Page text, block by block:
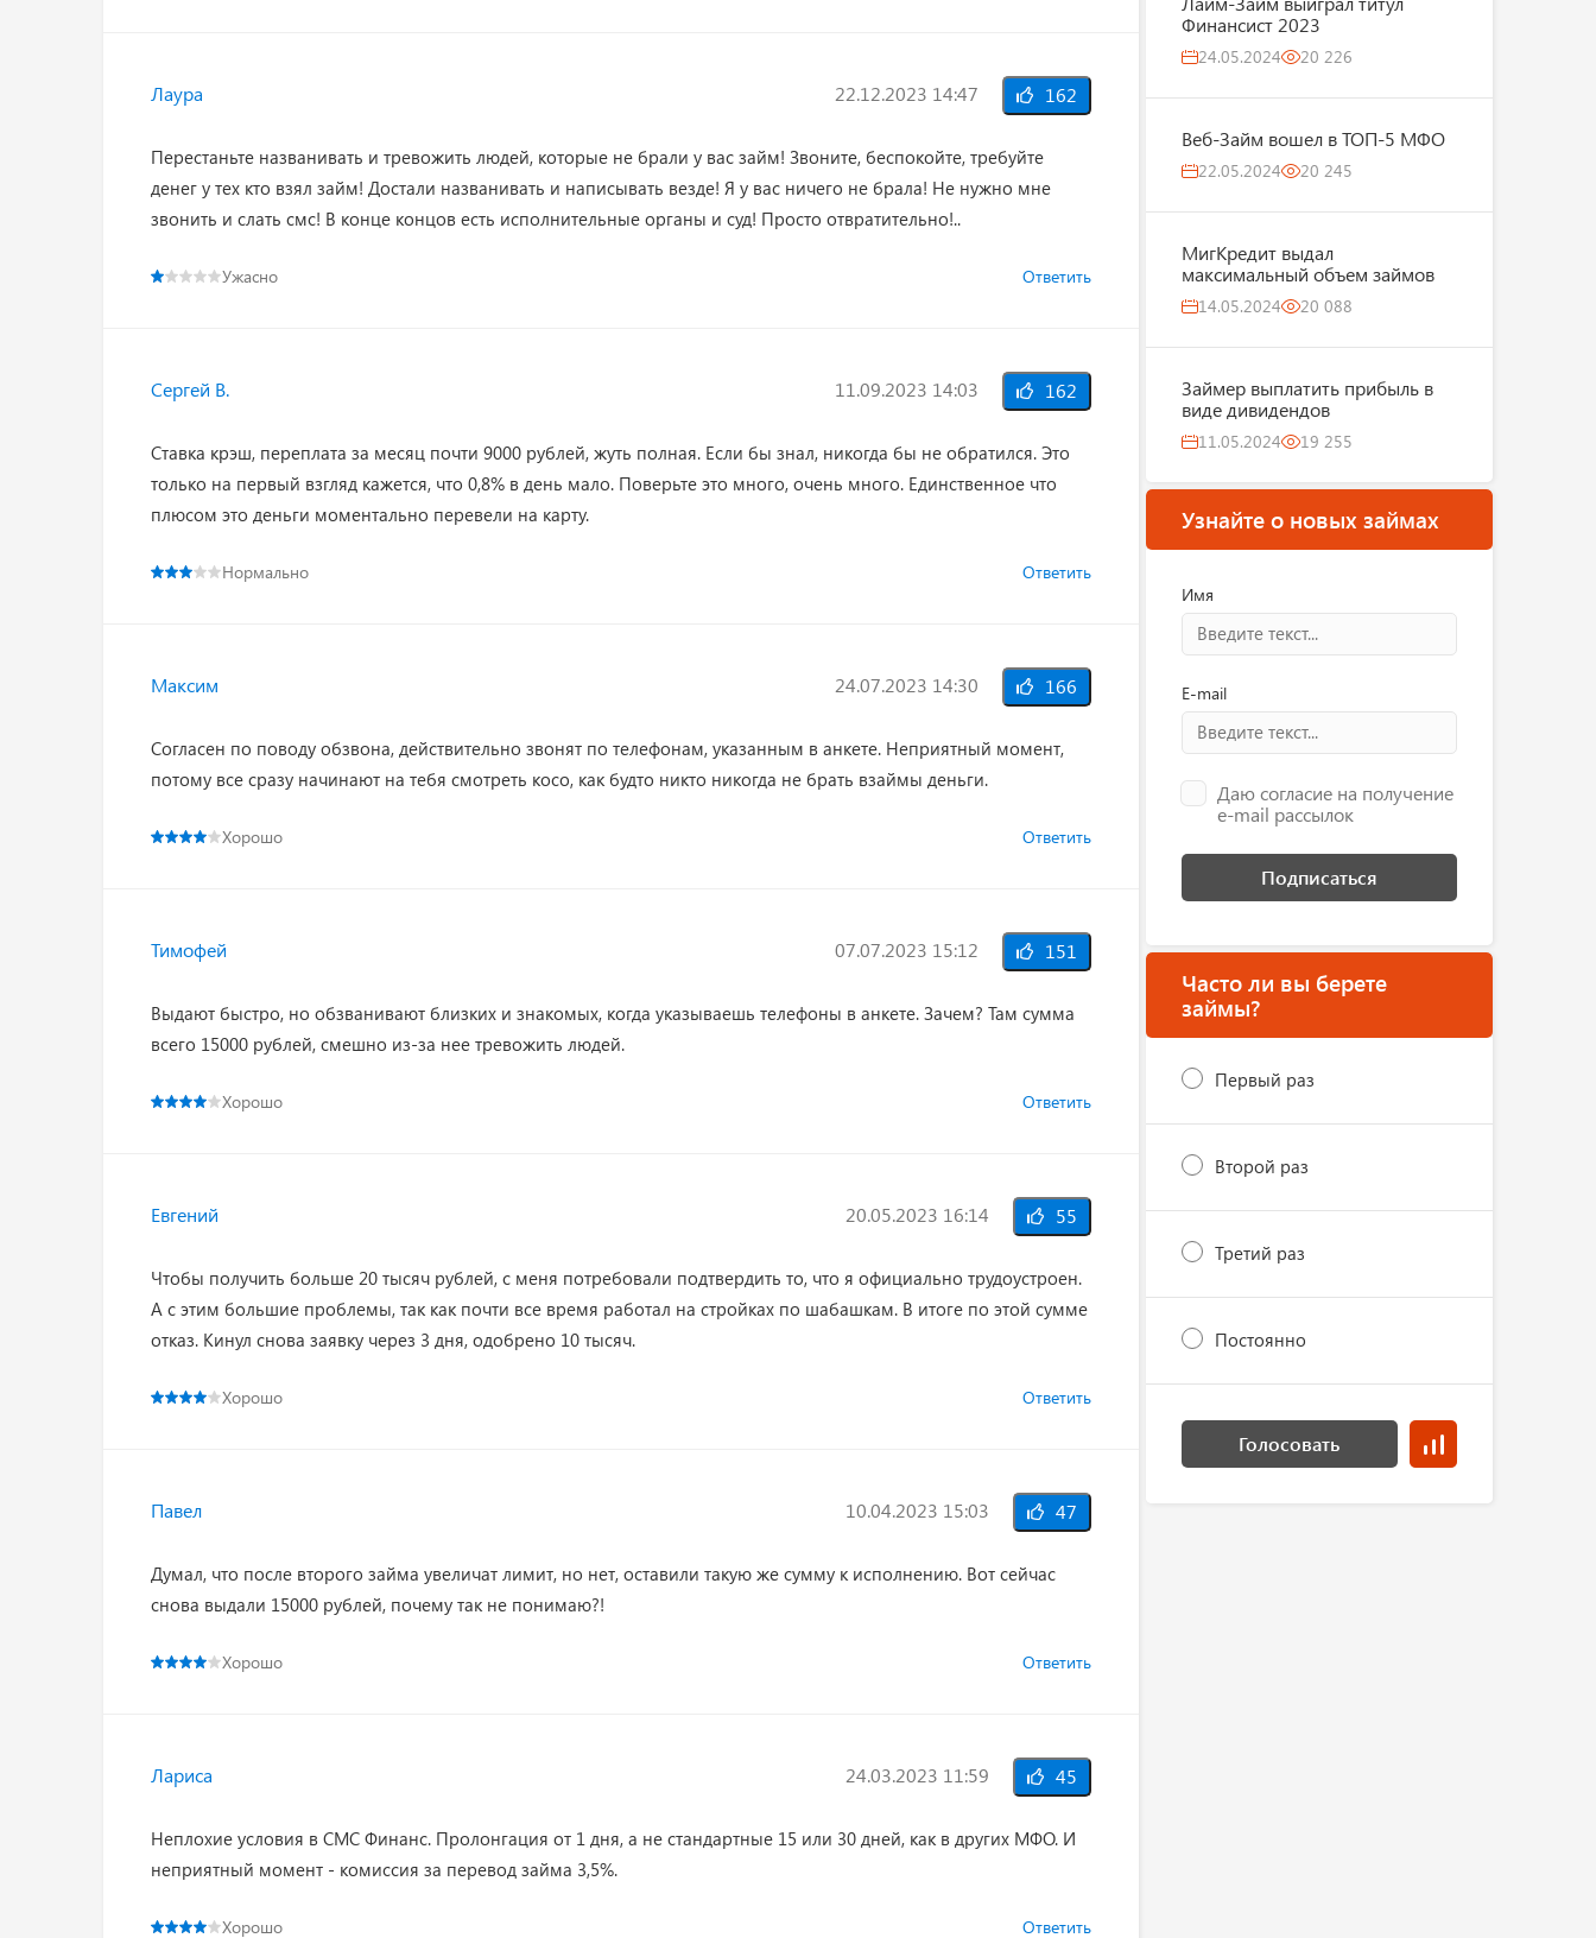
Лаура 22.12.2023 14:47 162
Перестаньте названивать и тревожить людей, которые не брали у вас займ! Звоните, беспокойте, требуйте
денег у тех кто взял займ! Достали названивать и написывать везде! Я у вас ничего не брала! Не нужно мне
звонить и слать смс! В конце концов есть исполнительные органы и суд! Просто отвратительно!..
Ужасно Ответить
Сергей В. 11.09.2023 14:03 162
Ставка крэш, переплата за месяц почти 9000 рублей, жуть полная. Если бы знал, никогда бы не обратился. Это
только на первый взгляд кажется, что 0,8% в день мало. Поверьте это много, очень много. Единственное что
плюсом это деньги моментально перевели на карту.
Нормально Ответить
Максим 24.07.2023 14:30 166
Согласен по поводу обзвона, действительно звонят по телефонам, указанным в анкете. Неприятный момент,
потому все сразу начинают на тебя смотреть косо, как будто никто никогда не брать взаймы деньги.
Хорошо Ответить
Тимофей 07.07.2023 15:12 151
Выдают быстро, но обзванивают близких и знакомых, когда указываешь телефоны в анкете. Зачем? Там сумма
всего 15000 рублей, смешно из-за нее тревожить людей.
Хорошо Ответить
Евгений 20.05.2023 16:14 55
Чтобы получить больше 20 тысяч рублей, с меня потребовали подтвердить то, что я официально трудоустроен.
А с этим большие проблемы, так как почти все время работал на стройках по шабашкам. В итоге по этой сумме
отказ. Кинул снова заявку через 3 дня, одобрено 10 тысяч.
Хорошо Ответить
Павел 10.04.2023 15:03 47
Думал, что после второго займа увеличат лимит, но нет, оставили такую же сумму к исполнению. Вот сейчас
снова выдали 15000 рублей, почему так не понимаю?!
Хорошо Ответить
Лариса 24.03.2023 11:59 45
Неплохие условия в СМС Финанс. Пролонгация от 1 дня, а не стандартные 15 или 30 дней, как в других МФО. И
неприятный момент - комиссия за перевод займа 3,5%.
Хорошо Ответить
Финансист 2023
24.05.2024 20 226
Веб-Займ вошел в ТОП-5 МФО
22.05.2024 20 245
МигКредит выдал
максимальный объем займов
14.05.2024 20 088
Займер выплатить прибыль в
виде дивидендов
11.05.2024 19 255
Узнайте о новых займах
Имя
E-mail
Даю согласие на получение
e-mail рассылок
Подписаться
Часто ли вы берете
займы?
Первый раз
Второй раз
Третий раз
Постоянно
Голосовать